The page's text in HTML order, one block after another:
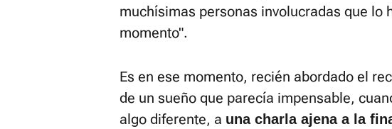
muchísimas personas involucradas que lo
momento".
Es en ese momento, recién abordado el
de un sueño que parecía impensable,
algo diferente, a una charla ajena a la